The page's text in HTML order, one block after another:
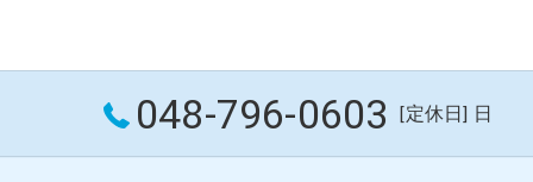
048-796-0603 [定休日] 日